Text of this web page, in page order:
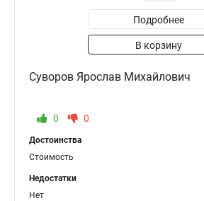
Подробнее
В корзину
Суворов Ярослав Михайлович
0 0
Достоинства
Стоимость
Недостатки
Нет